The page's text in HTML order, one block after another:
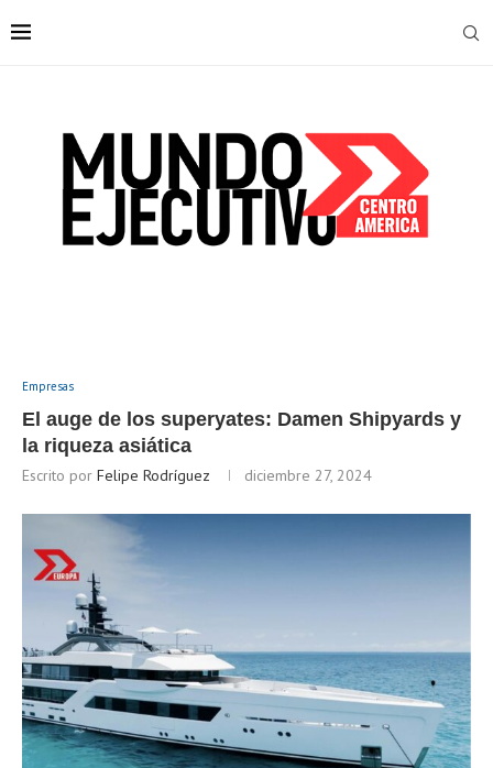
Empresas
El auge de los superyates: Damen Shipyards y
la riqueza asiática
Escrito por Felipe Rodríguez diciembre 27, 2024